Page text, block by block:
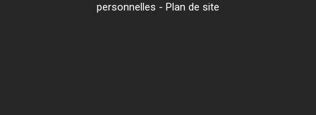
personnelles - Plan de site